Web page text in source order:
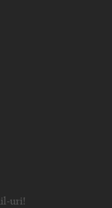
uri!